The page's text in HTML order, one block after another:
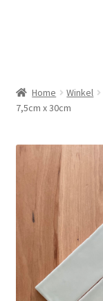
Mozaïekvellen
Home Winkel
7,5cm x 30cm